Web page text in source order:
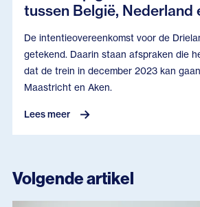
tussen België, Nederland
De intentieovereenkomst voor de
getekend. Daarin staan afspraken die
dat de trein in december 2023 kan
Maastricht en Aken.
Lees meer
Volgende artikel